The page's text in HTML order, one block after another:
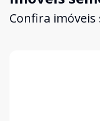
Confira